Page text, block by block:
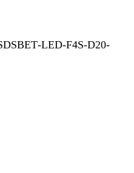
LED-F4S-D20-